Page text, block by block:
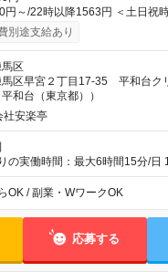
以降1563円 ＜土日祝時給+70円＞ ※高校生
期間の長さ：12ヶ
態、給与は本採用時と同じです
別途支給あり
区
馬区早宮２丁目17-35 平和台
和台（東京都））
社安楽亭
の実働時間：最大6時間15分/日
！＞ ※18歳未満・高校生は21:30
告制だから私生活優先でOK◎
」など希望に合わせて働けま
OK / 副業・WワークOK
応募する